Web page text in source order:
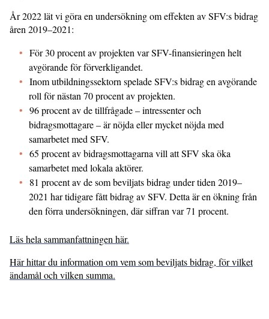
År 2022 lät vi göra en undersökning om effekten av SFV:s bidrag
åren 2019–2021:
För 30 procent av projekten var SFV-finansieringen helt
avgörande för förverkligandet.
Inom utbildningssektorn spelade SFV:s bidrag en avgörande
roll för nästan 70 procent av projekten.
96 procent av de tillfrågade – intressenter och
bidragsmottagare – är nöjda eller mycket nöjda med
samarbetet med SFV.
65 procent av bidragsmottagarna vill att SFV ska öka
samarbetet med lokala aktörer.
81 procent av de som beviljats bidrag under tiden 2019–
2021 har tidigare fått bidrag av SFV. Detta är en ökning från
den förra undersökningen, där siffran var 71 procent.
Läs hela sammanfattningen här.
Här hittar du information om vem som beviljats bidrag, för vilket
ändamål och vilken summa.